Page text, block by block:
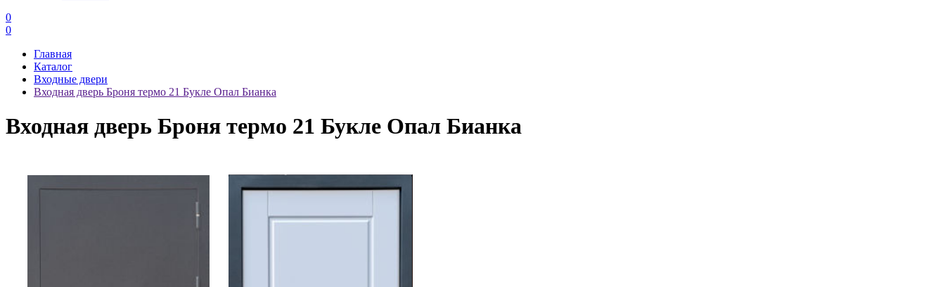
0
0
Главная
Каталог
Входные двери
Входная дверь Броня термо 21 Букле Опал Бианка
Входная дверь Броня термо 21 Букле Опал Бианка